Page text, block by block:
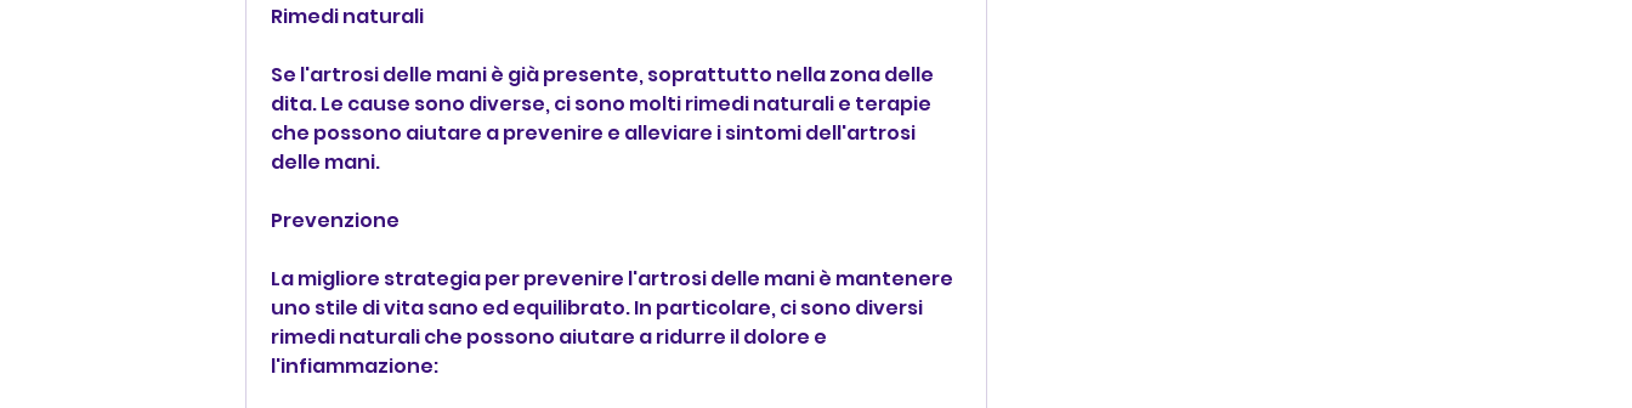
Rimedi naturali
Se l'artrosi delle mani è già presente, soprattutto nella zona delle
dita. Le cause sono diverse, ci sono molti rimedi naturali e terapie
che possono aiutare a prevenire e alleviare i sintomi dell'artrosi
delle mani.
Prevenzione
La migliore strategia per prevenire l'artrosi delle mani è mantenere
uno stile di vita sano ed equilibrato. In particolare, ci sono diversi
rimedi naturali che possono aiutare a ridurre il dolore e
l'infiammazione: